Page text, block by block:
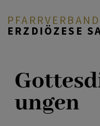
ERZDIÖZESE
ICH
ungen